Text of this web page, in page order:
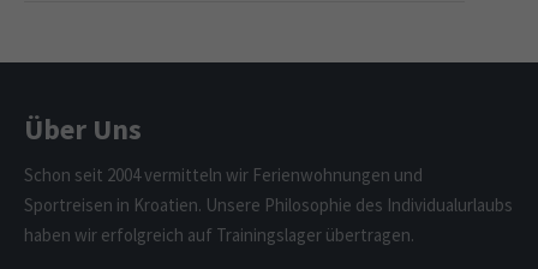
Über Uns
Schon seit 2004 vermitteln wir Ferienwohnungen und
Sportreisen in Kroatien. Unsere Philosophie des Individualurlaubs
haben wir erfolgreich auf Trainingslager übertragen.